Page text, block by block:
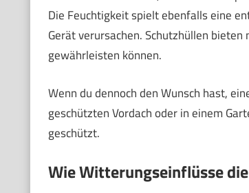
Die Feuchtigkeit spielt ebenfalls eine
Gerät verursachen. Schutzhüllen
gewährleisten können.
Wenn du dennoch den Wunsch hast,
geschützten Vordach oder in einem
geschützt.
Wie Witterungseinflüsse